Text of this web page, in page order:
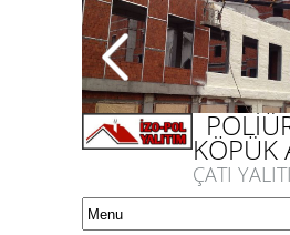
KÖPÜK
ÇATI